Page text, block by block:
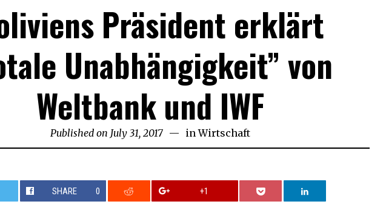
Präsident erklärt
Unabhängigkeit” von
Weltbank und IWF
Published on July 31, 2017July
31,
in Wirtschaft
SHARE 0 +1